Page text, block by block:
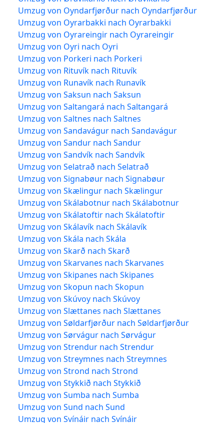
Umzug von Oyndarfjørður nach Oyndarfjørður
Umzug von Oyrarbakki nach Oyrarbakki
Umzug von Oyrareingir nach Oyrareingir
Umzug von Oyri nach Oyri
Umzug von Porkeri nach Porkeri
Umzug von Rituvík nach Rituvík
Umzug von Runavík nach Runavík
Umzug von Saksun nach Saksun
Umzug von Saltangará nach Saltangará
Umzug von Saltnes nach Saltnes
Umzug von Sandavágur nach Sandavágur
Umzug von Sandur nach Sandur
Umzug von Sandvík nach Sandvík
Umzug von Selatrað nach Selatrað
Umzug von Signabøur nach Signabøur
Umzug von Skælingur nach Skælingur
Umzug von Skálabotnur nach Skálabotnur
Umzug von Skálatoftir nach Skálatoftir
Umzug von Skálavík nach Skálavík
Umzug von Skála nach Skála
Umzug von Skarð nach Skarð
Umzug von Skarvanes nach Skarvanes
Umzug von Skipanes nach Skipanes
Umzug von Skopun nach Skopun
Umzug von Skúvoy nach Skúvoy
Umzug von Slættanes nach Slættanes
Umzug von Søldarfjørður nach Søldarfjørður
Umzug von Sørvágur nach Sørvágur
Umzug von Strendur nach Strendur
Umzug von Streymnes nach Streymnes
Umzug von Strond nach Strond
Umzug von Stykkið nach Stykkið
Umzug von Sumba nach Sumba
Umzug von Sund nach Sund
Umzug von Svínáir nach Svínáir